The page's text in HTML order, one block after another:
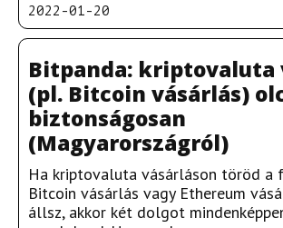
2022-01-20
Bitpanda: kriptovaluta
(pl. Bitcoin vásárlás)
biztonságosan
(Magyarországról)
Ha kriptovaluta vásárláson töröd a
Bitcoin vásárlás vagy Ethereum
állsz, akkor két dolgot